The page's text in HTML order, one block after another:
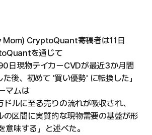
Mom) CryptoQuant寄稿者は11日
を通じて
日現物テイカーCVDが最近3か月間
後、初めて '買い優勢' に転換した」
マムは
ドルに至る売りの流れが吸収され、
区間に実質的な現物需要の基盤が形
意味する」と述べた。